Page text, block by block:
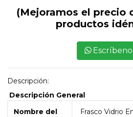
(Mejoramos el precio
productos
Descripción:
Descripción General
Nombre del
Frasco Vidrio